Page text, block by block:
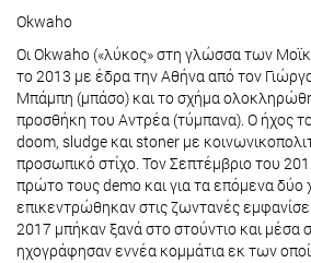
Okwaho
Οι Okwaho («λύκος» στη γλώσσα των
το 2013 με έδρα την Αθήνα από τον
Μπάμπη (μπάσο) και το σχήμα
προσθήκη του Αντρέα (τύμπανα). Ο ήχος
doom, sludge και stoner με
προσωπικό στίχο. Τον Σεπτέμβριο του
πρώτο τους demo και για τα επόμενα δύο
επικεντρώθηκαν στις ζωντανές
2017 μπήκαν ξανά στο στούντιο και μέσα
ηχογράφησαν εννέα κομμάτια εκ των